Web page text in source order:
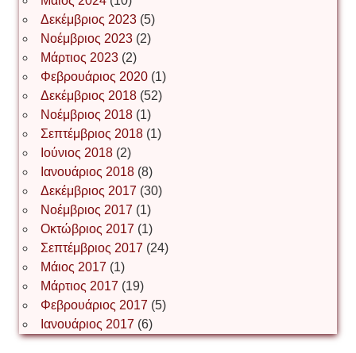
Іван Буртик
Іван Наконечний
Інга Короткевич
Ірина Ключковська
Ірина Наконечна
Δεκέμβριος 2023(5)
Νοέμβριος 2023(2)
Μάρτιος 2023(2)
Φεβρουάριος 2020(1)
Δεκέμβριος 2018(52)
Νοέμβριος 2018(1)
Σεπτέμβριος 2018(1)
Ιούνιος 2018(2)
Ιανουάριος 2018(8)
Δεκέμβριος 2017 (30)
Νοέμβριος 2017 (1)
Οκτώβριος 2017 (1)
Σεπτέμβριος 2017 (24)
Μάιος 2017 (1)
Μάρτιος 2017 (19)
Φεβρουάριος 2017 (5)
Ιανουάριος 2017 (6)